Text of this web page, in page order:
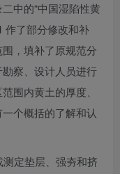
中的“中国湿陷性黄
作了部分修改和补
，填补了原规范分
察、设计人员进行
围内黄土的厚度、
个概括的了解和认
定垫层、强夯和挤